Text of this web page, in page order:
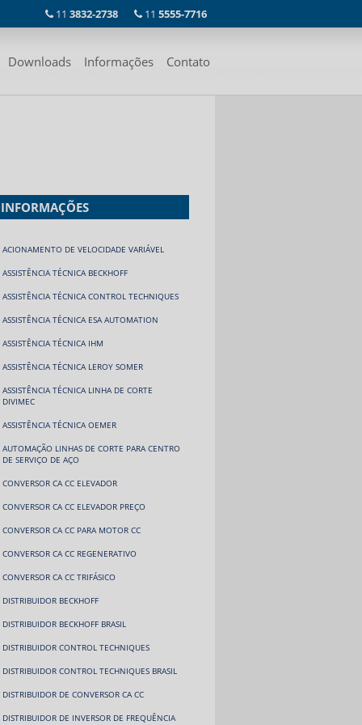
11 5555-7716
11 3832-2738
Downloads Informações Contato
INFORMAÇÕES
ACIONAMENTO DE VELOCIDADE VARIÁVEL
ASSISTÊNCIA TÉCNICA BECKHOFF
ASSISTÊNCIA TÉCNICA CONTROL TECHNIQUES
ASSISTÊNCIA TÉCNICA ESA AUTOMATION
ASSISTÊNCIA TÉCNICA IHM
ASSISTÊNCIA TÉCNICA LEROY SOMER
ASSISTÊNCIA TÉCNICA LINHA DE CORTE
DIVIMEC
ASSISTÊNCIA TÉCNICA OEMER
AUTOMAÇÃO LINHAS DE CORTE PARA CENTRO
DE SERVIÇO DE AÇO
CONVERSOR CA CC ELEVADOR
CONVERSOR CA CC ELEVADOR PREÇO
CONVERSOR CA CC PARA MOTOR CC
CONVERSOR CA CC REGENERATIVO
CONVERSOR CA CC TRIFÁSICO
DISTRIBUIDOR BECKHOFF
DISTRIBUIDOR BECKHOFF BRASIL
DISTRIBUIDOR CONTROL TECHNIQUES
DISTRIBUIDOR CONTROL TECHNIQUES BRASIL
DISTRIBUIDOR DE CONVERSOR CA CC
DISTRIBUIDOR DE INVERSOR DE FREQUÊNCIA